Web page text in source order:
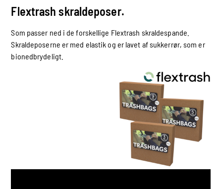
Flextrash skraldeposer.
Som passer ned i de forskellige Flextrash skraldespande.
Skraldeposerne er med elastik og er lavet af sukkerrør, som er
bionedbrydeligt.